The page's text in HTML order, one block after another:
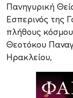
Πανηγυρική
Εσπερινός της
πλήθους
Θεοτόκου
Ηρακλείου,